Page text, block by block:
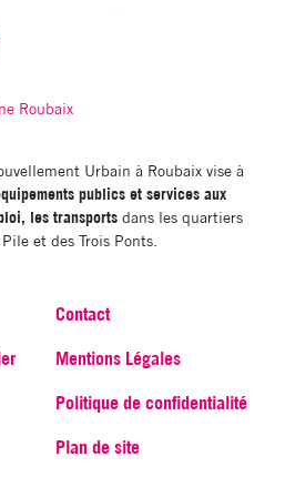
Roubaix
Contact
Mentions Légales
Politique de confidentialité
Plan de site
Urbain à Roubaix vise à
publics et services aux
les transports dans les quartiers
et des Trois Ponts.